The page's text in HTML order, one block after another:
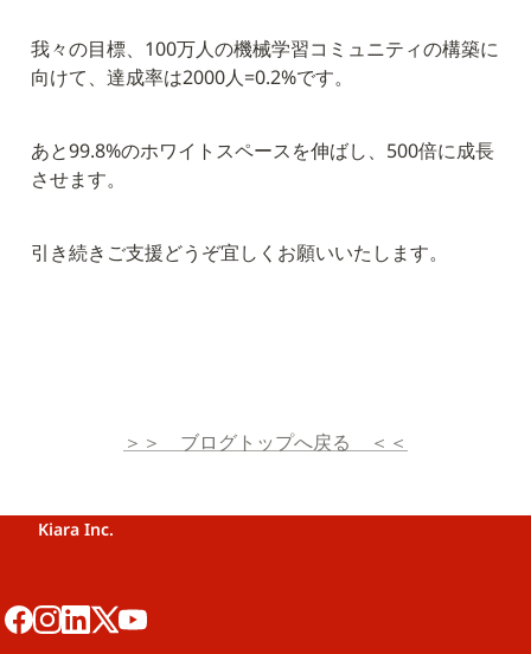
我々の目標、100万人の機械学習コミュニティの構築に
向けて、達成率は2000人=0.2%です。
あと99.8%のホワイトスペースを伸ばし、500倍に成長
させます。
引き続きご支援どうぞ宜しくお願いいたします。
＞＞　ブログトップへ戻る　＜＜
Kiara Inc.